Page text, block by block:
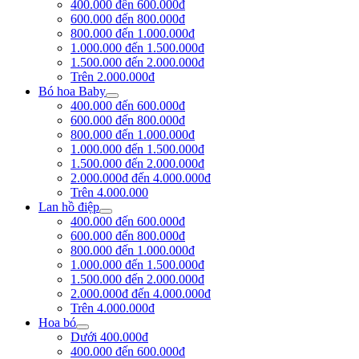
400.000 đến 600.000đ
600.000 đến 800.000đ
800.000 đến 1.000.000đ
1.000.000 đến 1.500.000đ
1.500.000 đến 2.000.000đ
Trên 2.000.000đ
Bó hoa Baby
400.000 đến 600.000đ
600.000 đến 800.000đ
800.000 đến 1.000.000đ
1.000.000 đến 1.500.000đ
1.500.000 đến 2.000.000đ
2.000.000đ đến 4.000.000đ
Trên 4.000.000
Lan hồ điệp
400.000 đến 600.000đ
600.000 đến 800.000đ
800.000 đến 1.000.000đ
1.000.000 đến 1.500.000đ
1.500.000 đến 2.000.000đ
2.000.000đ đến 4.000.000đ
Trên 4.000.000đ
Hoa bó
Dưới 400.000đ
400.000 đến 600.000đ